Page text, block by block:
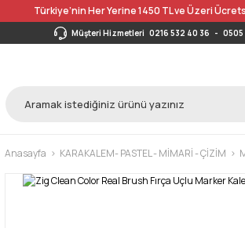
Türkiye’nin Her Yerine 1450 TL ve Üzeri
Müşteri Hizmetleri 0216 532 40 36 - 0505
Anasayfa KARAKALEM- PASTEL - MİMARİ - ÇİZİM